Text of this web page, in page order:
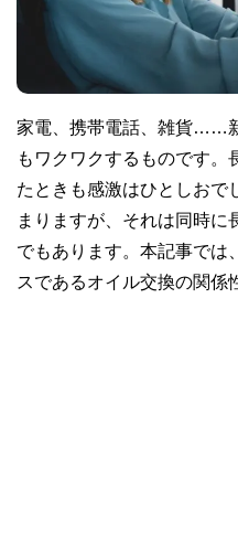
家電、携帯電話、雑貨……
もワクワクするものです。
たときも感激はひとしおで
まりますが、それは同時に
でもあります。本記事では
スであるオイル交換の関係